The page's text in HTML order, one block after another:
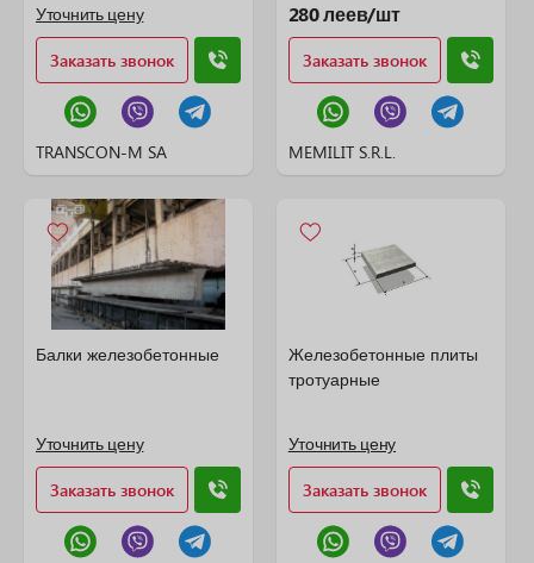
Уточнить цену
Заказать звонок
TRANSCON-M SA
280 леев/шт
Заказать звонок
MEMILIT S.R.L.
Балки железобетонные
Уточнить цену
Заказать звонок
Железобетонные плиты
тротуарные
Уточнить цену
Заказать звонок